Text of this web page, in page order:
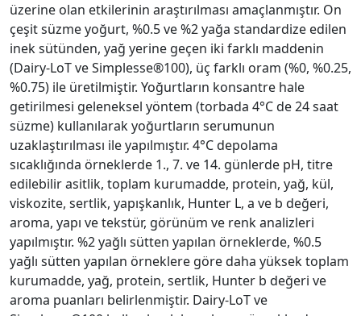
üzerine olan etkilerinin araştırılması amaçlanmıştır. On
çeşit süzme yoğurt, %0.5 ve %2 yağa standardize edilen
inek sütünden, yağ yerine geçen iki farklı maddenin
(Dairy-LoT ve Simplesse®100), üç farklı oram (%0, %0.25,
%0.75) ile üretilmiştir. Yoğurtların konsantre hale
getirilmesi geleneksel yöntem (torbada 4°C de 24 saat
süzme) kullanılarak yoğurtların serumunun
uzaklaştırılması ile yapılmıştır. 4°C depolama
sıcaklığında örneklerde 1., 7. ve 14. günlerde pH, titre
edilebilir asitlik, toplam kurumadde, protein, yağ, kül,
viskozite, sertlik, yapışkanlık, Hunter L, a ve b değeri,
aroma, yapı ve tekstür, görünüm ve renk analizleri
yapılmıştır. %2 yağlı sütten yapılan örneklerde, %0.5
yağlı sütten yapılan örneklere göre daha yüksek toplam
kurumadde, yağ, protein, sertlik, Hunter b değeri ve
aroma puanları belirlenmiştir. Dairy-LoT ve